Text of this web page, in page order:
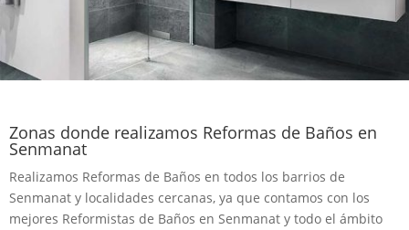
Zonas donde realizamos Reformas de Baños en
Senmanat
Realizamos Reformas de Baños en todos los barrios de
Senmanat y localidades cercanas, ya que contamos con los
mejores Reformistas de Baños en Senmanat y todo el ámbito